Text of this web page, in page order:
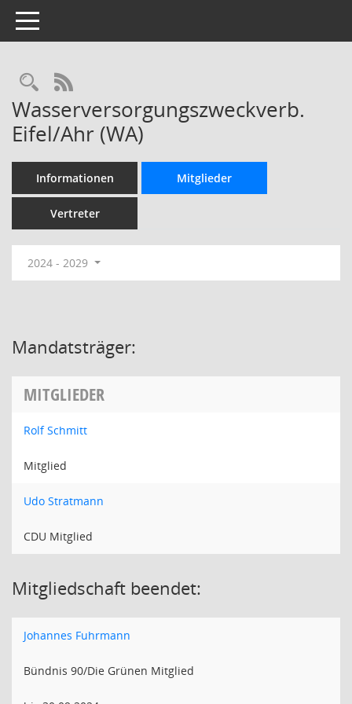
Toggle navigation
Rechercheauswahl
RSS-Feed
Wasserversorgungszweckverb.
Eifel/Ahr (WA)
Informationen Mitglieder
Vertreter
2024 - 2029
Mandatsträger:
MITGLIEDER
Rolf Schmitt
Mitglied
Udo Stratmann
CDU Mitglied
Mitgliedschaft beendet:
Johannes Fuhrmann
Bündnis 90/Die Grünen Mitglied